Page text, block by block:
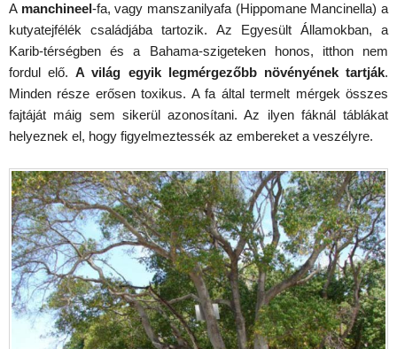
A manchineel-fa, vagy manszanilyafa (Hippomane Mancinella) a
kutyatejfélék családjába tartozik. Az Egyesült Államokban, a
Karib-térségben és a Bahama-szigeteken honos, itthon nem
fordul elő.A világ egyik legmérgezőbb növényének tartják.
Minden része erősen toxikus. A fa által termelt mérgek összes
fajtáját máig sem sikerül azonosítani. Az ilyen fáknál táblákat
helyeznek el, hogy figyelmeztessék az embereket a veszélyre.